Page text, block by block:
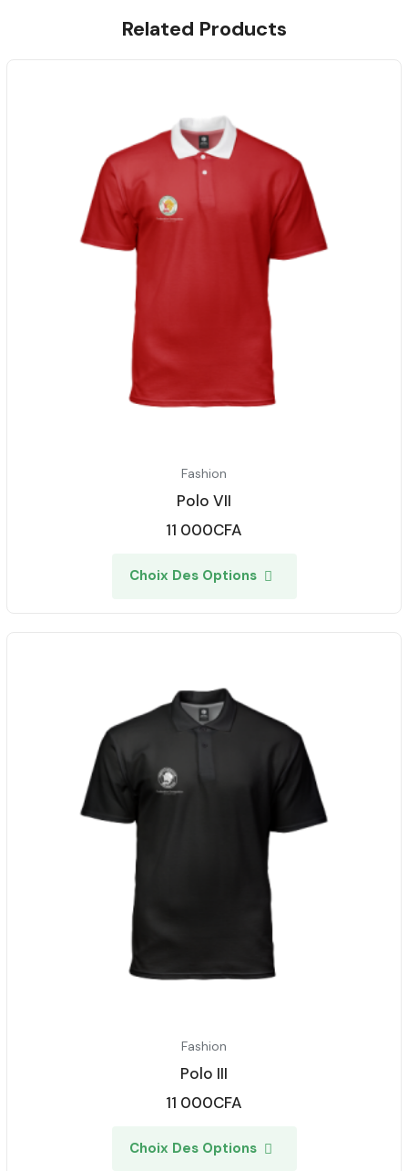
Related Products
Fashion
Polo VII
11 000CFA
Choix Des Options
Fashion
Polo III
11 000CFA
Choix Des Options